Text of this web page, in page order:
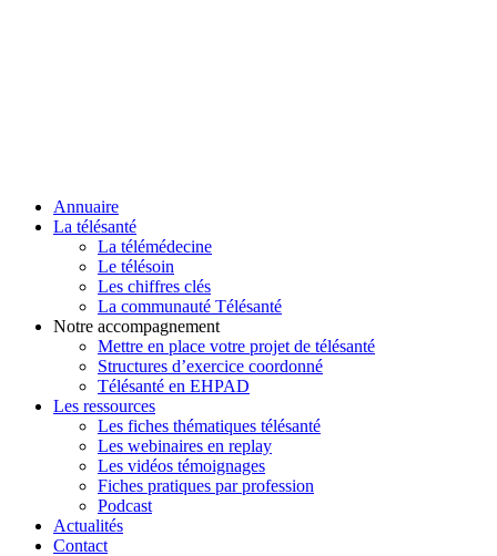
Annuaire
La télésanté
La télémédecine
Le télésoin
Les chiffres clés
La communauté Télésanté
Notre accompagnement
Mettre en place votre projet de télésanté
Structures d’exercice coordonné
Télésanté en EHPAD
Les ressources
Les fiches thématiques télésanté
Les webinaires en replay
Les vidéos témoignages
Fiches pratiques par profession
Podcast
Actualités
Contact